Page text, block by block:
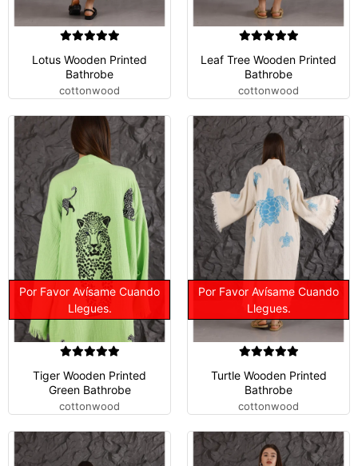
Lotus Wooden Printed
Bathrobe
cottonwood
Leaf Tree Wooden Printed
Bathrobe
cottonwood
Por Favor Avísame Cuando
Llegues.
Tiger Wooden Printed
Green Bathrobe
cottonwood
Por Favor Avísame Cuando
Llegues.
Turtle Wooden Printed
Bathrobe
cottonwood